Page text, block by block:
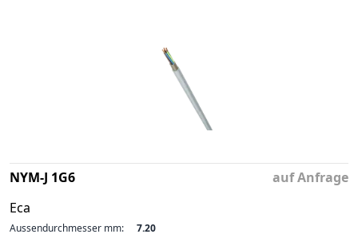
NYM-J 1G6
Eca
auf Anfrage
Aussendurchmesser mm:
7.20